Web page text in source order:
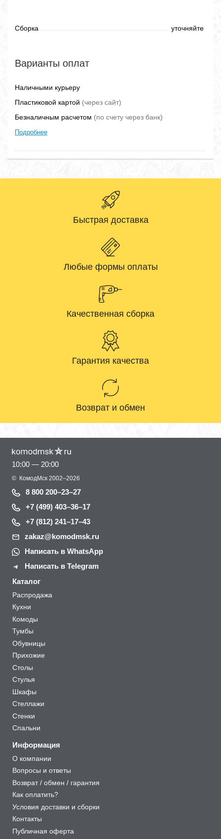
Сборка уточняйте
Варианты оплат
Наличными курьеру
Пластиковой картой (через сайт)
Безналичным расчетом (по счету через банк)
Подробнее
Быстрая доставка
Любые формы оплаты
Качественная сборка
Гарантия качества
Возврат и обмен
10:00 — 20:00
© КомодМск 2002–2026
8 800 200–23–27
+7 (499) 403–36–17
+7 (812) 241–17–43
zakaz@komodmsk.ru
Написать в WhatsApp
Написать в Telegram
Каталог
Распродажа
Кухни
Комоды
Тумбы
Обувницы
Прихожие
Столы
Стулья
Шкафы
Стеллажи
Стенки
Спальни
Информация
О компании
Вопросы и ответы
Возврат / обмен / гарантия
Как оплатить?
Условия доставки и сборки
Контакты
Публичная оферта